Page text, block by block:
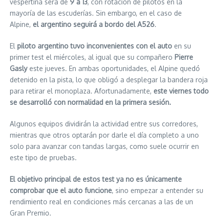
vespertina será de 9 a 13, con rotación de pilotos en la
mayoría de las escuderías. Sin embargo, en el caso de
Alpine, el argentino seguirá a bordo del A526.
El piloto argentino tuvo inconvenientes con el auto en su
primer test el miércoles, al igual que su compañero Pierre
Gasly este jueves. En ambas oportunidades, el Alpine quedó
detenido en la pista, lo que obligó a desplegar la bandera roja
para retirar el monoplaza. Afortunadamente, este viernes todo
se desarrolló con normalidad en la primera sesión.
Algunos equipos dividirán la actividad entre sus corredores,
mientras que otros optarán por darle el día completo a uno
solo para avanzar con tandas largas, como suele ocurrir en
este tipo de pruebas.
El objetivo principal de estos test ya no es únicamente
comprobar que el auto funcione, sino empezar a entender su
rendimiento real en condiciones más cercanas a las de un
Gran Premio.